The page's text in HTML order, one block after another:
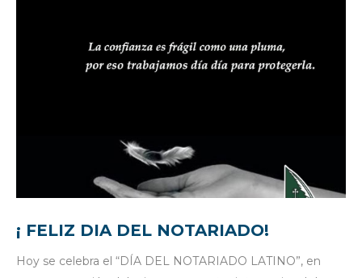
¡ FELIZ DIA DEL NOTARIADO!
Hoy se celebra el “DÍA DEL NOTARIADO LATINO”, en